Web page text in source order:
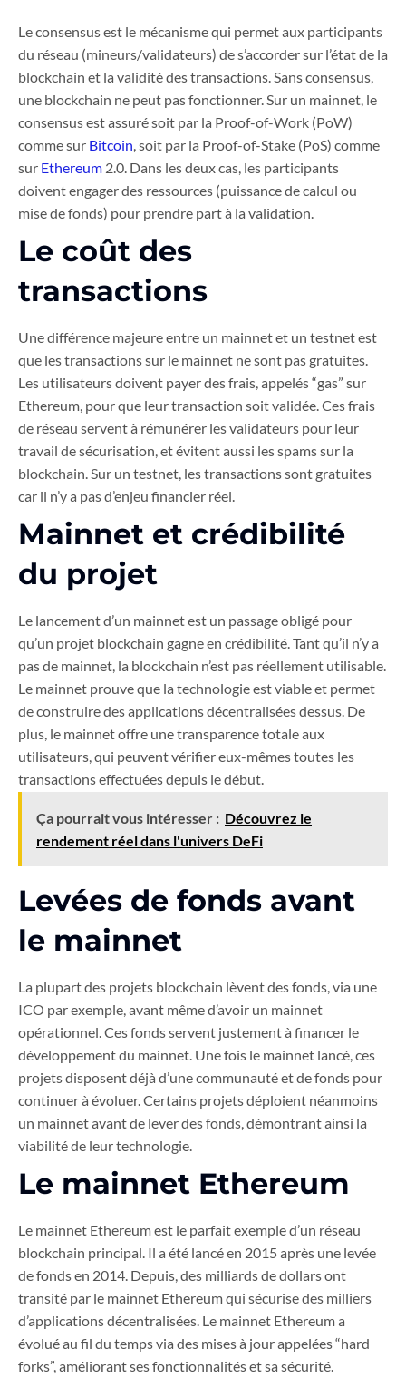
Le consensus est le mécanisme qui permet aux participants
du réseau (mineurs/validateurs) de s’accorder sur l’état de la
blockchain et la validité des transactions. Sans consensus,
une blockchain ne peut pas fonctionner. Sur un mainnet, le
consensus est assuré soit par la Proof-of-Work (PoW)
comme sur Bitcoin, soit par la Proof-of-Stake (PoS) comme
sur Ethereum 2.0. Dans les deux cas, les participants
doivent engager des ressources (puissance de calcul ou
mise de fonds) pour prendre part à la validation.
Le coût des
transactions
Une différence majeure entre un mainnet et un testnet est
que les transactions sur le mainnet ne sont pas gratuites.
Les utilisateurs doivent payer des frais, appelés “gas” sur
Ethereum, pour que leur transaction soit validée. Ces frais
de réseau servent à rémunérer les validateurs pour leur
travail de sécurisation, et évitent aussi les spams sur la
blockchain. Sur un testnet, les transactions sont gratuites
car il n’y a pas d’enjeu financier réel.
Mainnet et crédibilité
du projet
Le lancement d’un mainnet est un passage obligé pour
qu’un projet blockchain gagne en crédibilité. Tant qu’il n’y a
pas de mainnet, la blockchain n’est pas réellement utilisable.
Le mainnet prouve que la technologie est viable et permet
de construire des applications décentralisées dessus. De
plus, le mainnet offre une transparence totale aux
utilisateurs, qui peuvent vérifier eux-mêmes toutes les
transactions effectuées depuis le début.
Ça pourrait vous intéresser : Découvrez le
rendement réel dans l'univers DeFi
Levées de fonds avant
le mainnet
La plupart des projets blockchain lèvent des fonds, via une
ICO par exemple, avant même d’avoir un mainnet
opérationnel. Ces fonds servent justement à financer le
développement du mainnet. Une fois le mainnet lancé, ces
projets disposent déjà d’une communauté et de fonds pour
continuer à évoluer. Certains projets déploient néanmoins
un mainnet avant de lever des fonds, démontrant ainsi la
viabilité de leur technologie.
Le mainnet Ethereum
Le mainnet Ethereum est le parfait exemple d’un réseau
blockchain principal. Il a été lancé en 2015 après une levée
de fonds en 2014. Depuis, des milliards de dollars ont
transité par le mainnet Ethereum qui sécurise des milliers
d’applications décentralisées. Le mainnet Ethereum a
évolué au fil du temps via des mises à jour appelées “hard
forks”, améliorant ses fonctionnalités et sa sécurité.